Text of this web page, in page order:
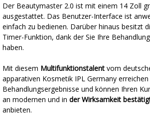
Der Beautymaster 2.0 ist mit einem 14 Zoll
ausgestattet. Das Benutzer-Interface ist
einfach zu bedienen. Darüber hinaus besitzt
Timer-Funktion, dank der Sie Ihre
haben.
Mit diesem Multifunktionstalent vom
apparativen Kosmetik IPL Germany erreichen
Behandlungsergebnisse und können Ihren
an modernen und in der Wirksamkeit
anbieten.